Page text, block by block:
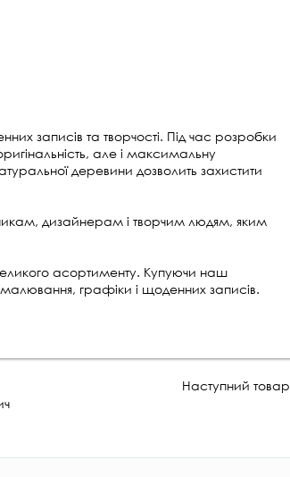
записів та творчості. Під час розробки
але і максимальну
деревини дозволить захистити
дизайнерам і творчим людям, яким
асортименту. Купуючи наш
графіки і щоденних записів.
Наступний товар